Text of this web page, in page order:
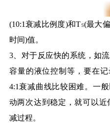
(10:1衰减比例度)和Ts(最大
时间)值。
3、对于反应快的系统，如
容量的液位控制等，要在记
4:1衰减曲线比较困难。一
动两次达到稳定，就可以近
减过程。